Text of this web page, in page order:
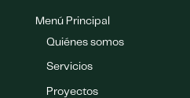
Menú Principal
Quiénes somos
Servicios
Proyectos